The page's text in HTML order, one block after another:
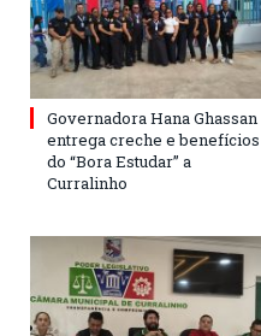
Governadora Hana Ghassan
entrega creche e benefícios
do “Bora Estudar” a
Curralinho